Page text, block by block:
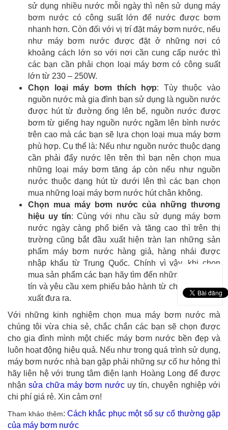
sử dụng nhiều nước mỗi ngày thì nên sử dụng máy
bơm nước có công suất lớn để nước được bơm
nhanh hơn. Còn đối với vị trí đặt máy bơm nước, nếu
như máy bơm nước được đặt ở những nơi có
khoảng cách lớn so với nơi cần cung cấp nước thì
các bạn cần phải chọn loại máy bơm có công suất
lớn từ 230 – 250W.
Chọn loại máy bơm thích hợp: Tùy thuộc vào
nguồn nước mà gia đình bạn sử dụng là nguồn nước
được hút từ đường ống lên bể, nguồn nước được
bơm từ giếng hay nguồn nước ngầm lên bình nước
trên cao mà các bạn sẽ lựa chọn loại mua máy bơm
phù hợp. Cụ thể là: Nếu như nguồn nước thuộc dạng
cần phải đẩy nước lên trên thì bạn nên chọn mua
những loại máy bơm tăng áp còn nếu như nguồn
nước thuộc dạng hút từ dưới lên thì các bạn chọn
mua những loại máy bơm nước hút chân không.
Chọn mua máy bơm nước của những thương
hiệu uy tín: Cùng với nhu cầu sử dụng máy bơm
nước ngày càng phổ biến và tăng cao thì trên thị
trường cũng bắt đầu xuất hiện tràn lan những sản
phẩm máy bơm nước hàng giả, hàng nhái được
nhập khẩu từ Trung Quốc. Chính vì vậy, khi chọn
mua sản phẩm các bạn hãy tìm đến những địa chỉ uy
tín và yêu cầu xem phiếu bảo hành từ chính nhà sản
xuất đưa ra.
Với những kinh nghiệm chọn mua máy bơm nước mà
chúng tôi vừa chia sẻ, chắc chắn các bạn sẽ chọn được
cho gia đình mình một chiếc máy bơm nước bền đẹp và
luôn hoạt động hiệu quả. Nếu như trong quá trình sử dụng,
máy bơm nước nhà bạn gặp phải những sự cố hư hỏng thì
hãy liên hệ với trung tâm điện lạnh Hoàng Long để được
nhậnsửa chữa máy bơm nướcuy tín, chuyên nghiệp với
chi phí giá rẻ. Xin cảm ơn!
Tham khảo thêm:Cách khắc phục một số sự cố thường gặp
của máy bơm nước